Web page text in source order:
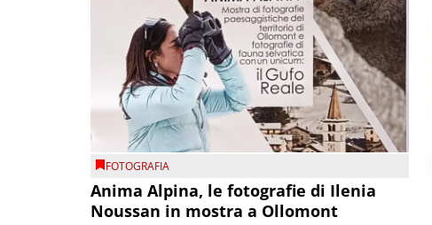
FOTOGRAFIA
Anima Alpina, le fotografie di Ilenia
Noussan in mostra a Ollomont